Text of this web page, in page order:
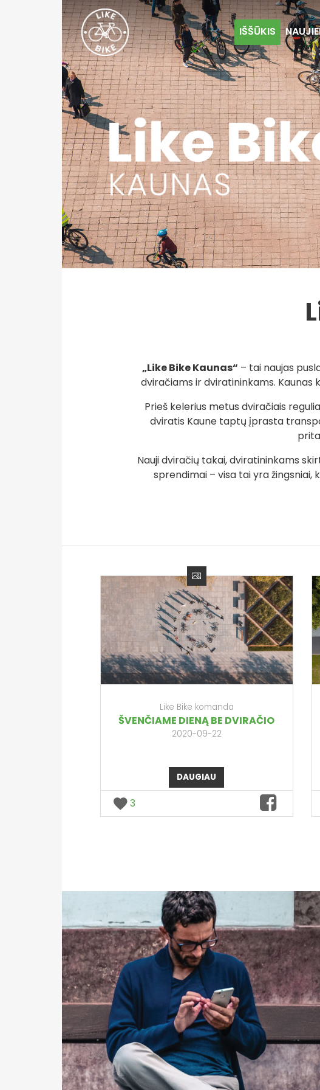
IŠŠŪKIS
„Like Bike Kaunas“ – tai naujas
dviračiams ir dviratininkams. Kaunas
Prieš kelerius metus dviračiais
dviratis Kaune taptų įprasta
Nauji dviračių takai, dviratininkams
sprendimai – visa tai yra žingsniai,
Like Bike komanda
ŠVENČIAME DIENĄ BE DVIRAČIO
2020-09-22
DAUGIAU
3